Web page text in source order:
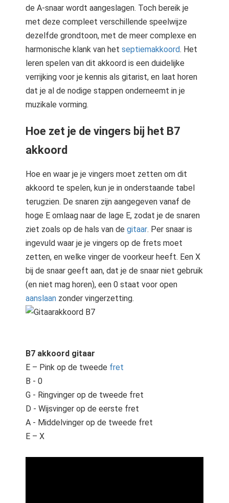
de A-snaar wordt aangeslagen. Toch bereik je
met deze compleet verschillende speelwijze
dezelfde grondtoon, met de meer complexe en
harmonische klank van het septiemakkoord. Het
leren spelen van dit akkoord is een duidelijke
verrijking voor je kennis als gitarist, en laat horen
dat je al de nodige stappen onderneemt in je
muzikale vorming.
Hoe zet je de vingers bij het B7
akkoord
Hoe en waar je je vingers moet zetten om dit
akkoord te spelen, kun je in onderstaande tabel
terugzien. De snaren zijn aangegeven vanaf de
hoge E omlaag naar de lage E, zodat je de snaren
ziet zoals op de hals van de gitaar. Per snaar is
ingevuld waar je je vingers op de frets moet
zetten, en welke vinger de voorkeur heeft. Een X
bij de snaar geeft aan, dat je de snaar niet gebruik
(en niet mag horen), een 0 staat voor open
aanslaan zonder vingerzetting.
B7 akkoord gitaar
E – Pink op de tweede fret
B - 0
G - Ringvinger op de tweede fret
D - Wijsvinger op de eerste fret
A - Middelvinger op de tweede fret
E – X